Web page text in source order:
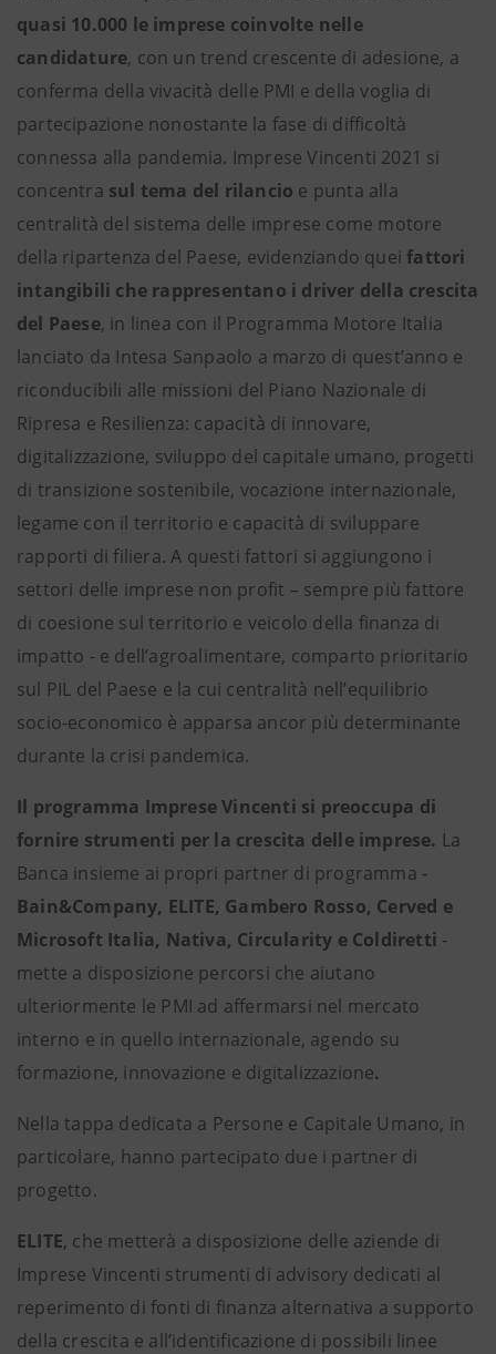
quasi 10.000 le imprese coinvolte nelle
candidature, con un trend crescente di adesione, a
conferma della vivacità delle PMI e della voglia di
partecipazione nonostante la fase di difficoltà
connessa alla pandemia. Imprese Vincenti 2021 si
concentra sul tema del rilancio e punta alla
centralità del sistema delle imprese come motore
della ripartenza del Paese, evidenziando quei fattori
intangibili che rappresentano i driver della crescita
del Paese, in linea con il Programma Motore Italia
lanciato da Intesa Sanpaolo a marzo di quest’anno e
riconducibili alle missioni del Piano Nazionale di
Ripresa e Resilienza: capacità di innovare,
digitalizzazione, sviluppo del capitale umano, progetti
di transizione sostenibile, vocazione internazionale,
legame con il territorio e capacità di sviluppare
rapporti di filiera. A questi fattori si aggiungono i
settori delle imprese non profit – sempre più fattore
di coesione sul territorio e veicolo della finanza di
impatto - e dell’agroalimentare, comparto prioritario
sul PIL del Paese e la cui centralità nell’equilibrio
socio-economico è apparsa ancor più determinante
durante la crisi pandemica.
Il programma Imprese Vincenti si preoccupa di
fornire strumenti per la crescita delle imprese. La
Banca insieme ai propri partner di programma -
Bain&Company, ELITE, Gambero Rosso, Cerved e
Microsoft Italia, Nativa, Circularity e Coldiretti -
mette a disposizione percorsi che aiutano
ulteriormente le PMI ad affermarsi nel mercato
interno e in quello internazionale, agendo su
formazione, innovazione e digitalizzazione.
Nella tappa dedicata a Persone e Capitale Umano, in
particolare, hanno partecipato due i partner di
progetto.
ELITE, che metterà a disposizione delle aziende di
Imprese Vincenti strumenti di advisory dedicati al
reperimento di fonti di finanza alternativa a supporto
della crescita e all’identificazione di possibili linee